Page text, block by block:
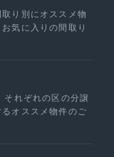
り別にオススメ物
気に入りの間取り
れぞれの区の分譲
オススメ物件のご